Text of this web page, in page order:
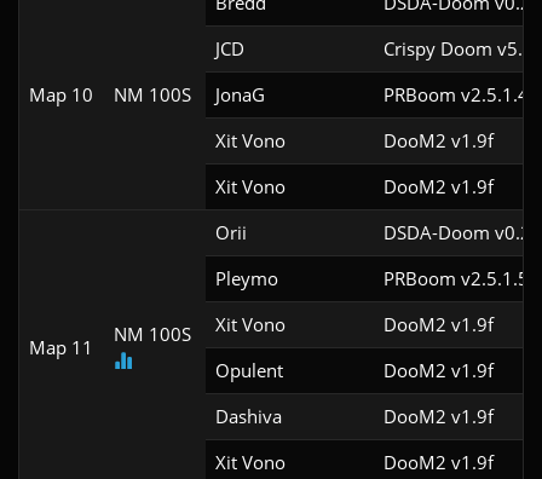
Map 10 NM 100S
JCD
Crispy Doom
JonaG
PRBoom
Xit Vono
DooM2 v1.9f
Xit Vono
DooM2 v1.9f
Map 11
NM 100S
Orii
DSDA-Doom
Pleymo
PRBoom
Xit Vono
DooM2 v1.9f
Opulent
DooM2 v1.9f
Dashiva
DooM2 v1.9f
Xit Vono
DooM2 v1.9f